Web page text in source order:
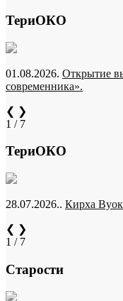
ТериОКО
01.08.2026. Открытие
современника».
❮ ❯
1 / 7
ТериОКО
28.07.2026.. Кирха
❮ ❯
1 / 7
Старости